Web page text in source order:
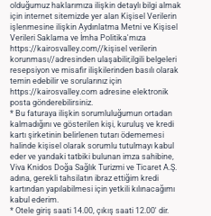
olduğumuz haklarımıza ilişkin detaylı bilgi almak
için internet sitemizde yer alan Kişisel Verilerin
işlenmesine ilişkin Aydınlatma Metni ve Kişisel
Verileri Saklama ve İmha Politika'mıza
https://kairosvalley.com//kişisel verilerin
korunması//adresinden ulaşabilir,ilgili belgeleri
resepsiyon ve misafir ilişkilerinden basılı olarak
temin edebilir ve sorularınız için
https://kairosvalley.com adresine elektronik
posta gönderebilirsiniz.
* Bu faturaya ilişkin sorumluluğumun ortadan
kalmadığını ve gösterilen kişi, kuruluş ve kredi
kartı şirketinin belirlenen tutarı ödememesi
halinde kişisel olarak sorumlu tutulmayı kabul
eder ve yandaki tatbiki bulunan imza sahibine,
Viva Knidos Doğa Sağlık Turizmi ve Ticaret A.Ş.
adına, gerekli tahsilatın ibraz ettiğim kredi
kartından yapılabilmesi için yetkili kılınacağımı
kabul ederim.
* Otele giriş saati 14.00, çıkış saati 12.00' dir.